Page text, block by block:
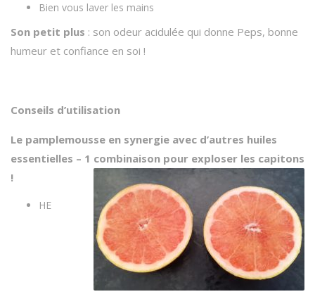
Bien vous laver les mains
Son petit plus : son odeur acidulée qui donne Peps, bonne
humeur et confiance en soi !
Conseils d’utilisation
Le pamplemousse en synergie avec d’autres huiles
essentielles – 1 combinaison pour exploser les capitons
!
HE